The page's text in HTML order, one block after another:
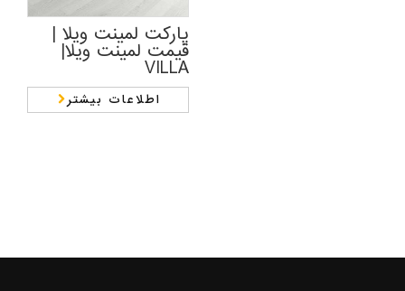
پارکت لمینت ویلا |
قیمت لمینت ویلا|
VILLA
اطلاعات بیشتر